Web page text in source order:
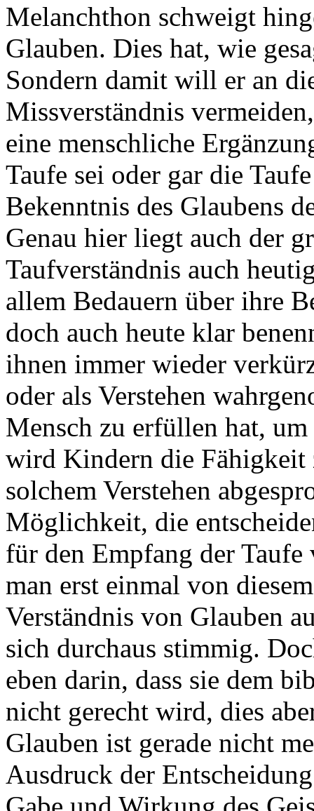
Melanchthon schweigt
Glauben. Dies hat, wie
Sondern damit will er an
Missverständnis
eine menschliche
Taufe sei oder gar die
Bekenntnis des Glaubens
Genau hier liegt auch der
Taufverständnis auch
allem Bedauern über ihre
doch auch heute klar
ihnen immer wieder
oder als Verstehen
Mensch zu erfüllen hat,
wird Kindern die Fähigkeit
solchem Verstehen
Möglichkeit, die
für den Empfang der Taufe
man erst einmal von
Verständnis von Glauben
sich durchaus stimmig.
eben darin, dass sie dem
nicht gerecht wird, dies
Glauben ist gerade nicht
Ausdruck der